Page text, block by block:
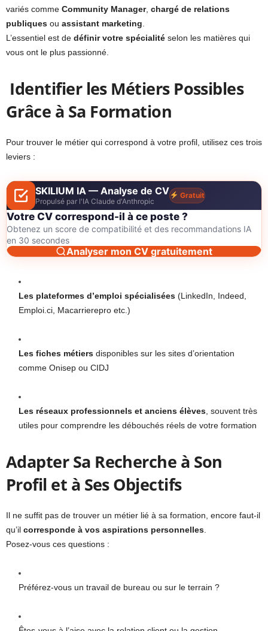
variés comme Community Manager, chargé de relations
publiques ou assistant marketing
L’essentiel est de définir votre spécialité selon les matières qui
vous ont le plus passionné.
Identifier les Métiers Possibles
Grâce à Sa Formation
Pour trouver le métier qui correspond à votre profil, utilisez ces trois
leviers :
SKILIUM IA — Analyse de CV
Propulsé par l'IA Claude d'Anthropic
Gratuit
Votre CV correspond-il à ce poste ?
Obtenez un score de compatibilité et des recommandations IA
en 30 secondes
Analyser mon CV gratuitement
Les plateformes d’emploi spécialisées (LinkedIn, Indeed,
Emploi.ci, Macarrierepro etc.)
Les fiches métiers disponibles sur les sites d’orientation
comme Onisep ou CIDJ
Les réseaux professionnels et anciens élèves , souvent très
utiles pour comprendre les débouchés réels de votre formation
Adapter Sa Recherche à Son
Profil et à Ses Objectifs
Il ne suffit pas de trouver un métier lié à sa formation, encore faut-il
qu’il corresponde à vos aspirations personnelles
Posez-vous ces questions :
Préférez-vous un travail de bureau ou sur le terrain ?